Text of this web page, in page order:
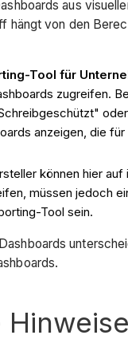
aus
hängt von den
Tool für
zugreifen.
anzeigen, die
können hier auf
müssen jedoch
Tool sein.